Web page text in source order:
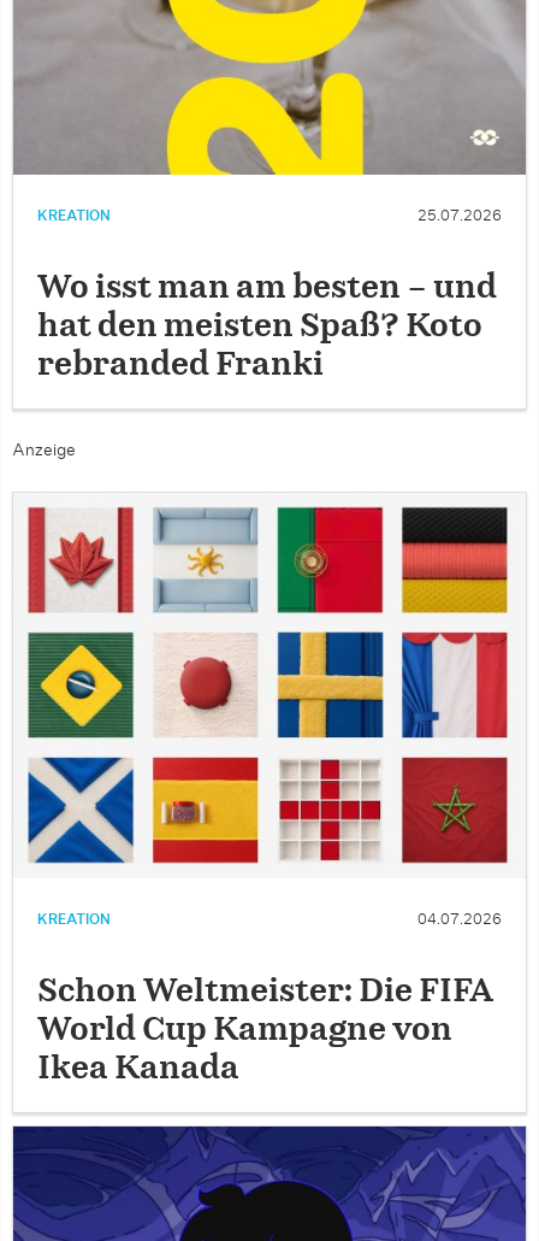
KREATION 25.07.2026
Wo isst man am besten – und
hat den meisten Spaß? Koto
rebranded Franki
Anzeige
KREATION 04.07.2026
Schon Weltmeister: Die FIFA
World Cup Kampagne von
Ikea Kanada